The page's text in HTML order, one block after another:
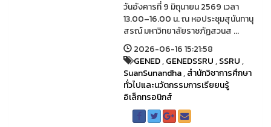
วันอังคารที่ 9 มิถุนายน 2569 เวลา
13.00–16.00 น. ณ หอประชุมสุนันทานุ
สรณ์ มหาวิทยาลัยราชภัฏสวนส ...
2026-06-16 15:21:58
GENED,GENEDSSRU,SSRU,
SuanSunandha,สำนักวิชาการศึกษา
ทั่วไปและนวัตกรรมการเรียยนรู้
อิเล็กทรอนิกส์